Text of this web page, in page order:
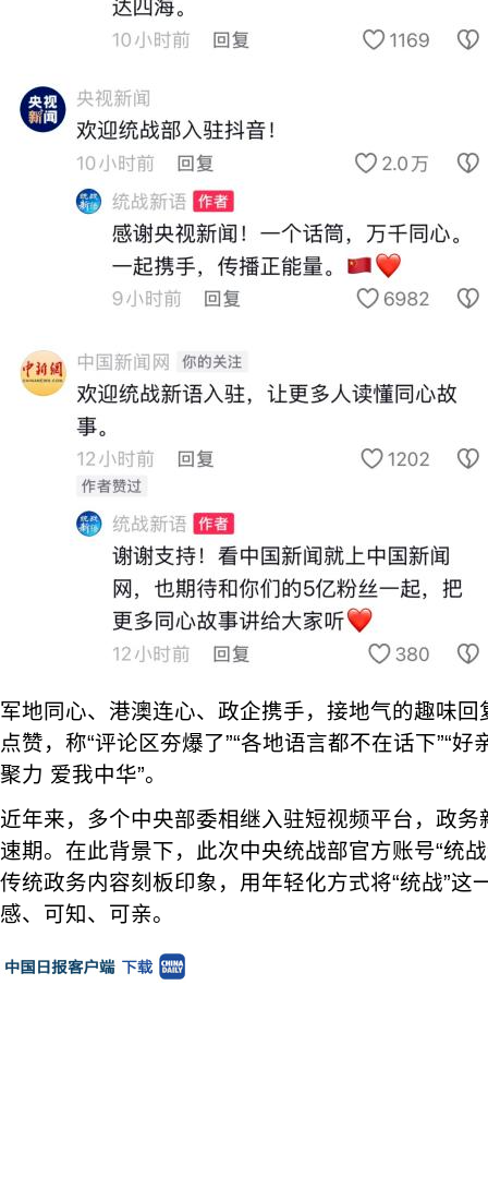
军地同心、港澳连心、政企携手，接地气的趣味
点赞，称“评论区夯爆了”“各地语言都不在话下”“好
聚力 爱我中华”。
近年来，多个中央部委相继入驻短视频平台，政务
速期。在此背景下，此次中央统战部官方账号“统
传统政务内容刻板印象，用年轻化方式将“统战”这
感、可知、可亲。